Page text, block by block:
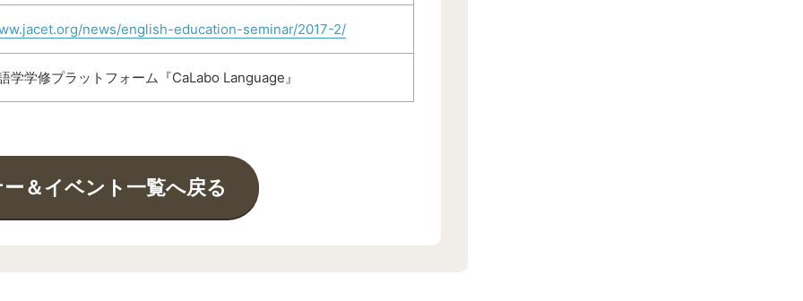
news/english-education-seminar/2017-2/
学学修プラットフォーム『CaLabo Language』
＆イベント一覧へ戻る